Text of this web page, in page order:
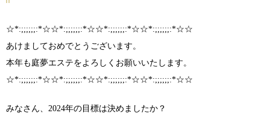
☆*:;;;;;;:*☆☆*:;;;;;;:*☆☆*:;;;;;;:*☆☆*:;;;;;;:*☆☆
あけましておめでとうございます。
本年も庭夢エステをよろしくお願いいたします。
☆*:;;;;;;:*☆☆*:;;;;;;:*☆☆*:;;;;;;:*☆☆*:;;;;;;:*☆☆
みなさん、2024年の目標は決めましたか？